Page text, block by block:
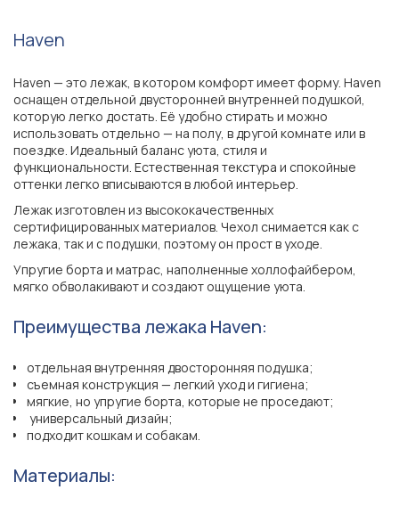
Haven
Haven — это лежак, в котором комфорт имеет форму. Haven
оснащен отдельной двусторонней внутренней подушкой,
которую легко достать. Её удобно стирать и можно
использовать отдельно — на полу, в другой комнате или в
поездке. Идеальный баланс уюта, стиля и
функциональности. Естественная текстура и спокойные
оттенки легко вписываются в любой интерьер.
Лежак изготовлен из высококачественных
сертифицированных материалов. Чехол снимается как с
лежака, так и с подушки, поэтому он прост в уходе.
Упругие борта и матрас, наполненные холлофайбером,
мягко обволакивают и создают ощущение уюта.
Преимущества лежака Haven:
отдельная внутренняя двосторонняя подушка;
съемная конструкция — легкий уход и гигиена;
мягкие, но упругие борта, которые не проседают;
универсальный дизайн;
подходит кошкам и собакам.
Материалы: